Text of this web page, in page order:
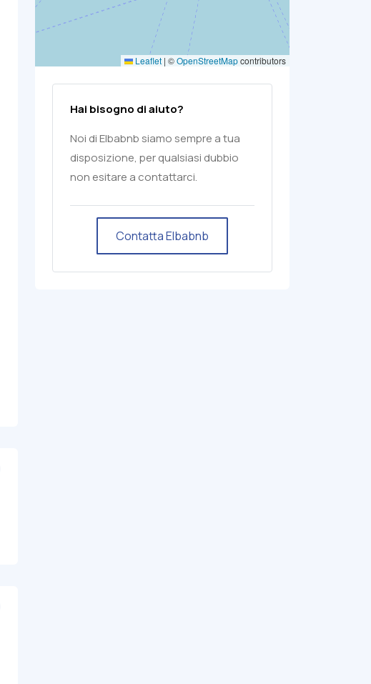
Leaflet | ©OpenStreetMapcontributors
Hai bisogno di aiuto?
Noi di Elbabnb siamo sempre a tua
disposizione, per qualsiasi dubbio
non esitare a contattarci.
Contatta Elbabnb